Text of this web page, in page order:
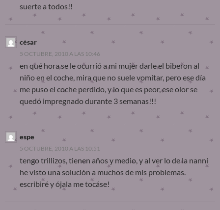
suerte a todos!!
césar
5 OCTUBRE, 2010 A LAS 10:46
en qué hora se le ocurrió a mi mujer darle el biberon al
niño en el coche, mira que no suele vomitar, pero ese día
me puso el coche perdido, y lo que es peor, ese olor se
quedó impregnado durante 3 semanas!!!
espe
5 OCTUBRE, 2010 A LAS 10:51
tengo trillizos, tienen años y medio, y al ver lo de la nanni
he visto una solución a muchos de mis problemas.
escribiré y ójala me tocáse!